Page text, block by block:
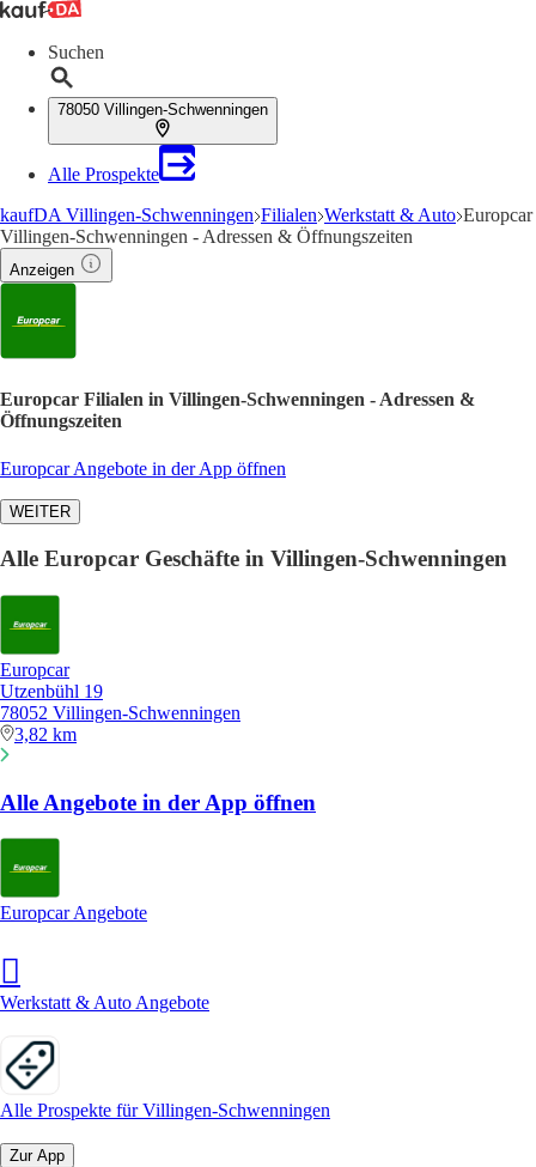
Suchen
78050 Villingen-Schwenningen
Alle Prospekte
kaufDA Villingen-Schwenningen Filialen Werkstatt & Auto Europcar
Villingen-Schwenningen - Adressen & Öffnungszeiten
Anzeigen
Europcar Filialen in Villingen-Schwenningen - Adressen &
Öffnungszeiten
Europcar Angebote in der App öffnen
WEITER
Alle Europcar Geschäfte in Villingen-Schwenningen
Europcar
Utzenbühl 19
78052 Villingen-Schwenningen
3,82 km
Alle Angebote in der App öffnen
Europcar Angebote
Werkstatt & Auto Angebote
Alle Prospekte für Villingen-Schwenningen
Zur App